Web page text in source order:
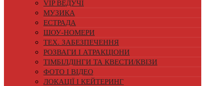
VIP ВЕДУЧІ
МУЗИКА
ЕСТРАДА
ШОУ-НОМЕРИ
ТЕХ. ЗАБЕЗПЕЧЕННЯ
РОЗВАГИ І АТРАКЦІОНИ
ТІМБІЛДІНГИ ТА КВЕСТИ/КВІЗИ
ФОТО І ВІДЕО
ЛОКАЦІЇ І КЕЙТЕРИНГ